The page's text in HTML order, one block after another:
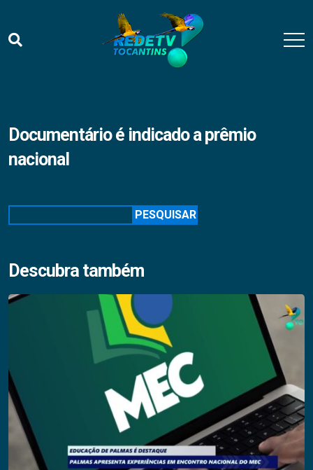
Documentário é indicado a prêmio
nacional
PESQUISAR
Descubra também